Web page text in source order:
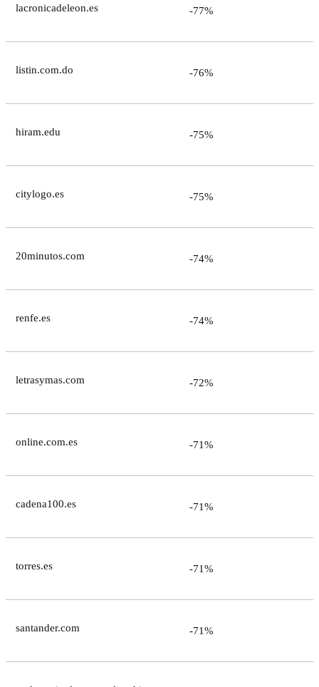
lacronicadeleon.es -77%
listin.com.do -76%
hiram.edu -75%
citylogo.es -75%
20minutos.com -74%
renfe.es -74%
letrasymas.com -72%
online.com.es -71%
cadena100.es -71%
torres.es -71%
santander.com -71%